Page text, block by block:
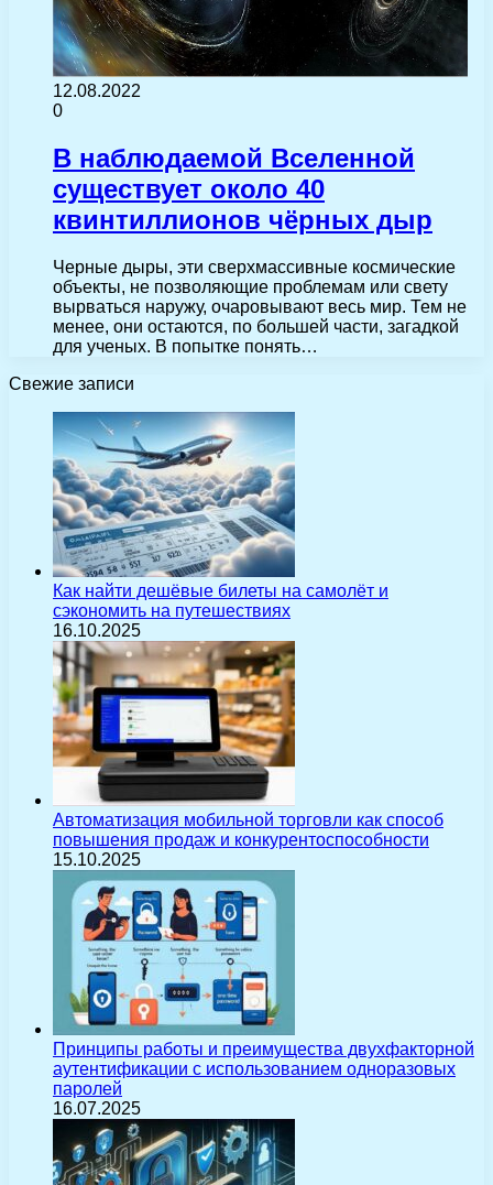
12.08.2022
0
В наблюдаемой Вселенной
существует около 40
квинтиллионов чёрных дыр
Черные дыры, эти сверхмассивные космические
объекты, не позволяющие проблемам или свету
вырваться наружу, очаровывают весь мир. Тем не
менее, они остаются, по большей части, загадкой
для ученых. В попытке понять…
Свежие записи
Как найти дешёвые билеты на самолёт и
сэкономить на путешествиях
16.10.2025
Автоматизация мобильной торговли как способ
повышения продаж и конкурентоспособности
15.10.2025
Принципы работы и преимущества двухфакторной
аутентификации с использованием одноразовых
паролей
16.07.2025